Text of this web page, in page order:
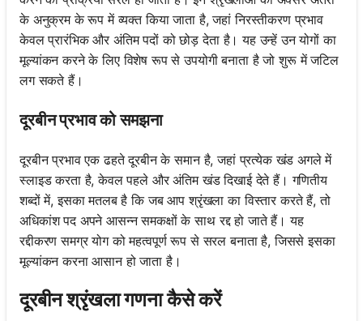
के अनुक्रम के रूप में व्यक्त किया जाता है, जहां निरस्तीकरण प्रभाव
केवल प्रारंभिक और अंतिम पदों को छोड़ देता है। यह उन्हें उन योगों का
मूल्यांकन करने के लिए विशेष रूप से उपयोगी बनाता है जो शुरू में जटिल
लग सकते हैं।
दूरबीन प्रभाव को समझना
दूरबीन प्रभाव एक ढहते दूरबीन के समान है, जहां प्रत्येक खंड अगले में
स्लाइड करता है, केवल पहले और अंतिम खंड दिखाई देते हैं। गणितीय
शब्दों में, इसका मतलब है कि जब आप श्रृंखला का विस्तार करते हैं, तो
अधिकांश पद अपने आसन्न समकक्षों के साथ रद्द हो जाते हैं। यह
रद्दीकरण समग्र योग को महत्वपूर्ण रूप से सरल बनाता है, जिससे इसका
मूल्यांकन करना आसान हो जाता है।
दूरबीन श्रृंखला गणना कैसे करें